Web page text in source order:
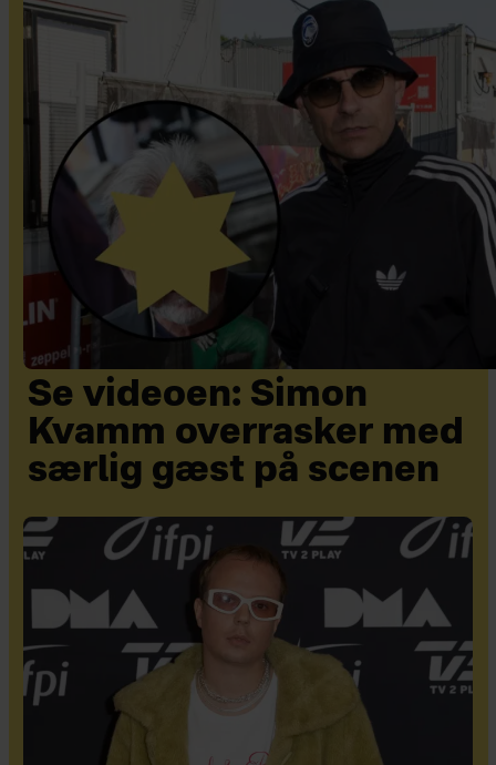
Se videoen: Simon
Kvamm overrasker med
særlig gæst på scenen